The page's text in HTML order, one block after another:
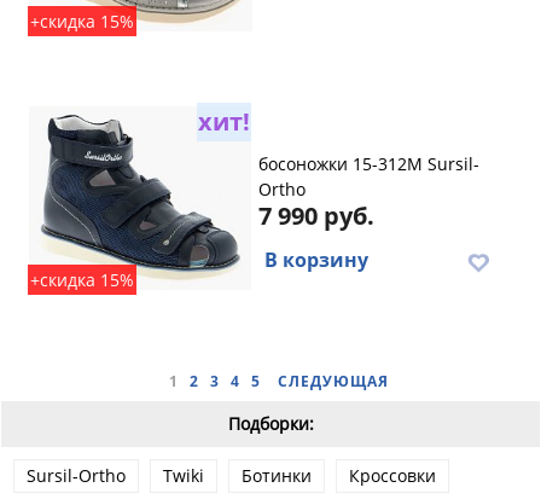
+скидка 15%
хит!
+скидка 15%
босоножки 15-312M Sursil-
Ortho
7 990 руб.
В корзину
1 2 3 4 5 СЛЕДУЮЩАЯ
Подборки:
Sursil-Ortho Twiki Ботинки
Кроссовки